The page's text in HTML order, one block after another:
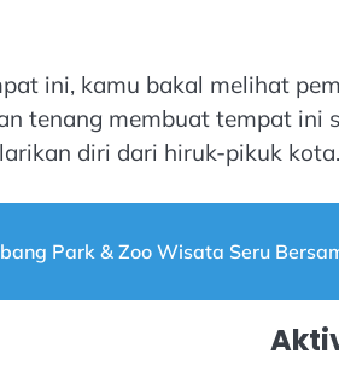
ini, kamu bakal melihat
tenang membuat tempat ini
diri dari hiruk-pikuk
Park & Zoo Wisata Seru